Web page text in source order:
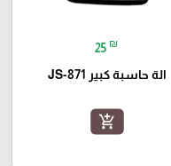
25 ₪
الة حاسبة كبير JS-871
add_shopping_cart